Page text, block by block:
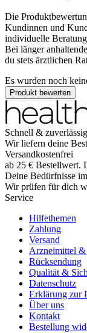
Die
Kundinnen und
individuelle
Bei länger
du stets ärztlichen
Es wurden noch
Produkt bewerten
Schnell &
Wir liefern deine
Versandkostenfrei
ab 25 € Bestellwert.
Deine Bedürfnisse
Wir prüfen für dich
Service
Hilfethemen
Zahlung
Versand
Arzneimittel &
Rücksendung
Qualität &
Datenschutz
Erklärung zur
Über uns
Kontakt
Bestellung